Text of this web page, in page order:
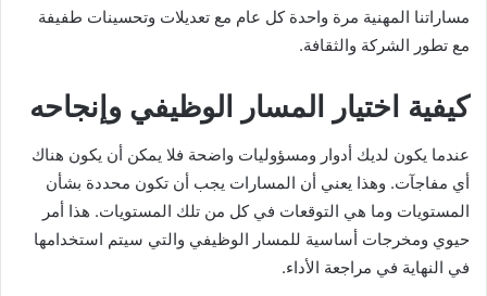
مساراتنا المهنية مرة واحدة كل عام مع تعديلات وتحسينات طفيفة
مع تطور الشركة والثقافة.
كيفية اختيار المسار الوظيفي وإنجاحه
عندما يكون لديك أدوار ومسؤوليات واضحة فلا يمكن أن يكون هناك
أي مفاجآت. وهذا يعني أن المسارات يجب أن تكون محددة بشأن
المستويات وما هي التوقعات في كل من تلك المستويات. هذا أمر
حيوي ومخرجات أساسية للمسار الوظيفي والتي سيتم استخدامها
في النهاية في مراجعة الأداء.